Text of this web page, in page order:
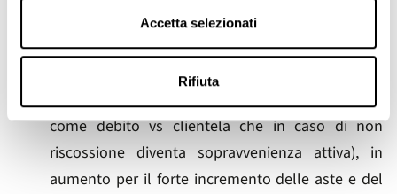
Accetta selezionati
Rifiuta
debiti verso la clientela per € 9,1 milioni (€ 5,6
milioni al 31.12.2024) relativi al sopravanzo d’asta
(tale valore per 5 anni viene riportato in bilancio
come debito vs clientela che in caso di non
riscossione diventa sopravvenienza attiva), in
aumento per il forte incremento delle aste e del